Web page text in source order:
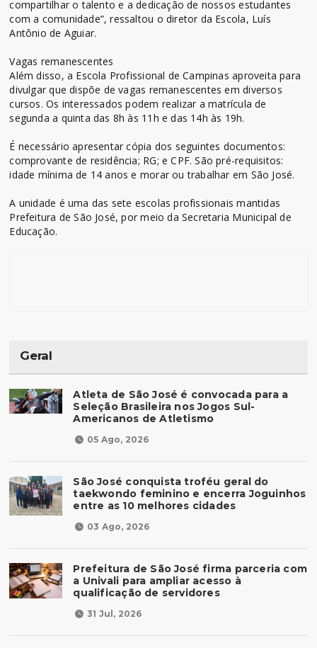
compartilhar o talento e a dedicação de nossos estudantes
com a comunidade”, ressaltou o diretor da Escola, Luís
Antônio de Aguiar.
Vagas remanescentes
Além disso, a Escola Profissional de Campinas aproveita para
divulgar que dispõe de vagas remanescentes em diversos
cursos. Os interessados podem realizar a matrícula de
segunda a quinta das 8h às 11h e das 14h às 19h.
É necessário apresentar cópia dos seguintes documentos:
comprovante de residência; RG; e CPF. São pré-requisitos:
idade mínima de 14 anos e morar ou trabalhar em São José.
A unidade é uma das sete escolas profissionais mantidas
Prefeitura de São José, por meio da Secretaria Municipal de
Educação.
Geral
Atleta de São José é convocada para a
Seleção Brasileira nos Jogos Sul-
Americanos de Atletismo
05 Ago, 2026
São José conquista troféu geral do
taekwondo feminino e encerra Joguinhos
entre as 10 melhores cidades
03 Ago, 2026
Prefeitura de São José firma parceria com
a Univali para ampliar acesso à
qualificação de servidores
31 Jul, 2026